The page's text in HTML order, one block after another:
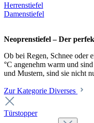
Herrenstiefel
Damenstiefel
Neoprenstiefel – Der
Ob bei Regen, Schnee oder
°C angenehm warm und
und Mustern, sind sie nicht
Zur Kategorie Diverses
Türstopper